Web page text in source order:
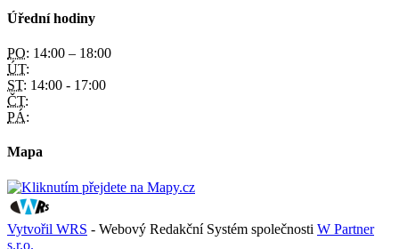
Úřední hodiny
PO: 14:00 – 18:00
ÚT:
ST: 14:00 - 17:00
ČT:
PÁ:
Mapa
Vytvořil WRS - Webový Redakční Systém společnosti W Partner
s.r.o.